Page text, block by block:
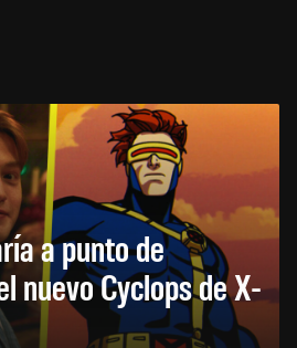
a punto de
nuevo Cyclops de X-